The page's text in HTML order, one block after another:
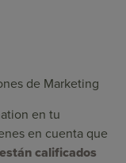
de Marketing
en tu
en cuenta que
calificados